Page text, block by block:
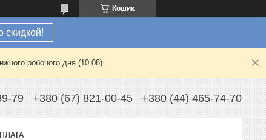
Кошик
скидкой!
робочого дня (10.08).
79 +380 (67) 821-00-45 +380 (44) 465-74-70